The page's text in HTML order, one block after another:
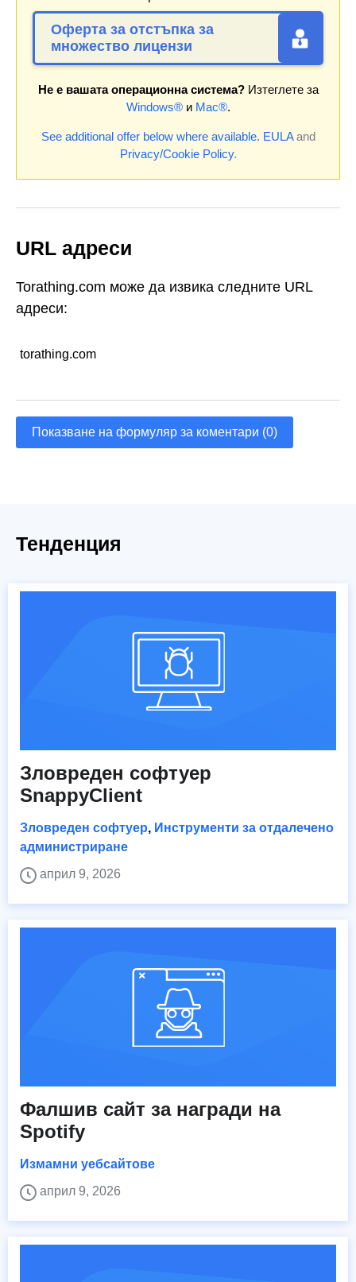
Оферта за отстъпка за
множество лицензи
Не е вашата операционна система?Изтеглете за
Windows®и Mac®.
See additional offer below where available. EULAand
Privacy/Cookie Policy.
URL адреси
Torathing.com може да извика следните URL
адреси:
torathing.com
Показване на формуляр за коментари (0)
Тенденция
Зловреден софтуер
SnappyClient
Зловреден софтуер, Инструменти за отдалечено
администриране
април 9, 2026
Фалшив сайт за награди на
Spotify
Измамни уебсайтове
април 9, 2026